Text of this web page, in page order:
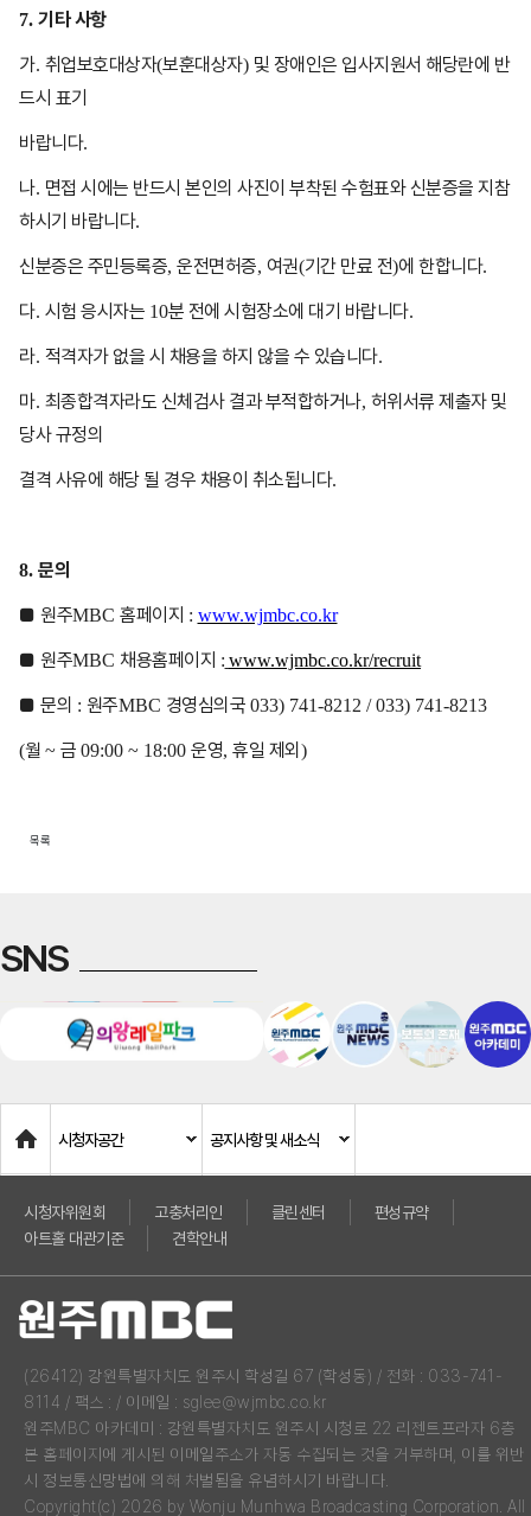
7. 기타 사항
가. 취업보호대상자(보훈대상자) 및 장애인은 입사지원서 해당란에 반
드시 표기
바랍니다.
나. 면접 시에는 반드시 본인의 사진이 부착된 수험표와 신분증을 지참
하시기 바랍니다.
신분증은 주민등록증, 운전면허증, 여권(기간 만료 전)에 한합니다.
다. 시험 응시자는 10분 전에 시험장소에 대기 바랍니다.
라. 적격자가 없을 시 채용을 하지 않을 수 있습니다.
마. 최종합격자라도 신체검사 결과 부적합하거나, 허위서류 제출자 및
당사 규정의
결격 사유에 해당 될 경우 채용이 취소됩니다.
8. 문의
■ 원주MBC 홈페이지 : www.wjmbc.co.kr
■ 원주MBC 채용홈페이지 : www.wjmbc.co.kr/recruit
■ 문의 : 원주MBC 경영심의국 033) 741-8212 / 033) 741-8213
(월 ~ 금 09:00 ~ 18:00 운영, 휴일 제외 )
목록
SNS
Home
시청자공간 공지사항 및 새소식
시청자위원회 고충처리인 클린센터
편성규약
아트홀 대관기준
견학안내
(26412) 강원특별자치도 원주시 학성길 67 (학성동) / 전화 : 033-741-
8114 / 팩스 : / 이메일 : sglee@wjmbc.co.kr
원주MBC 아카데미 : 강원특별자치도 원주시 시청로 22 리젠트프라자 6층
본 홈페이지에 게시된 이메일주소가 자동 수집되는 것을 거부하며, 이를 위반
시 정보통신망법에 의해 처벌됨을 유념하시기 바랍니다.
Copyright(c) 2026 by Wonju Munhwa Broadcasting Corporation. All